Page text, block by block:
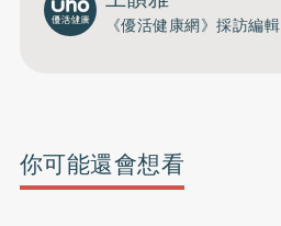
《優活健康網》採訪編輯
你可能還會想看